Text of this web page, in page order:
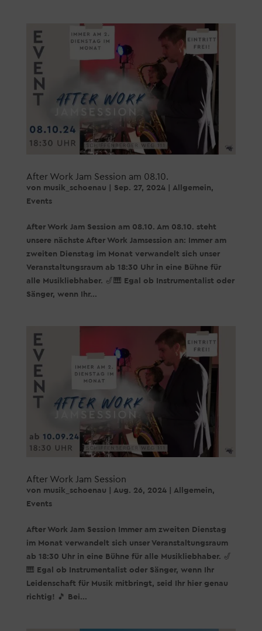
After Work Jam Session am 08.10.
von musik_schoenau Sep. 27, 2024| Allgemein,
Events
After Work Jam Session am 08.10. Am 08.10. steht
unsere nächste After Work Jamsession an: Immer am
zweiten Dienstag im Monat verwandelt sich unser
Veranstaltungsraum ab 18:30 Uhr in eine Bühne für
alle Musikliebhaber. 🎷🎹 Egal ob Instrumentalist oder
Sänger, wenn Ihr...
After Work Jam Session
von musik_schoenau Aug. 26, 2024| Allgemein,
Events
After Work Jam Session Immer am zweiten Dienstag
im Monat verwandelt sich unser Veranstaltungsraum
ab 18:30 Uhr in eine Bühne für alle Musikliebhaber. 🎷
🎹 Egal ob Instrumentalist oder Sänger, wenn Ihr
Leidenschaft für Musik mitbringt, seid Ihr hier genau
richtig! 🎵 Bei...